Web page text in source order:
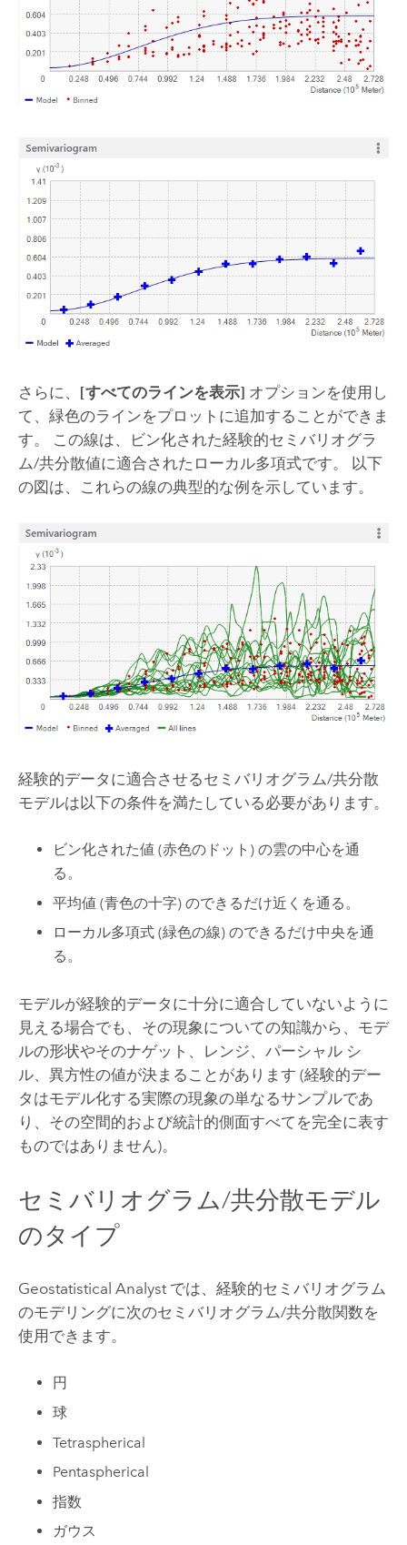
さらに、 [すべてのラインを表示] オプションを使用し
て、緑色のラインをプロットに追加することができま
す。 この線は、ビン化された経験的セミバリオグラ
ム/共分散値に適合されたローカル多項式です。 以下
の図は、これらの線の典型的な例を示しています。
経験的データに適合させるセミバリオグラム/共分散
モデルは以下の条件を満たしている必要があります。
ビン化された値 (赤色のドット) の雲の中心を通
る。
平均値 (青色の十字) のできるだけ近くを通る。
ローカル多項式 (緑色の線) のできるだけ中央を通
る。
モデルが経験的データに十分に適合していないように
見える場合でも、その現象についての知識から、モデ
ルの形状やそのナゲット、レンジ、パーシャル シ
ル、異方性の値が決まることがあります (経験的デー
タはモデル化する実際の現象の単なるサンプルであ
り、その空間的および統計的側面すべてを完全に表す
ものではありません)。
セミバリオグラム/共分散モデル
のタイプ
Geostatistical Analyst では、経験的セミバリオグラム
のモデリングに次のセミバリオグラム/共分散関数を
使用できます。
円
球
Tetraspherical
Pentaspherical
指数
ガウス